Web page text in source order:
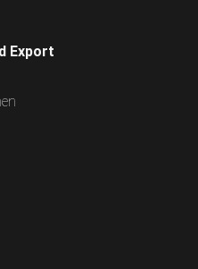
Export